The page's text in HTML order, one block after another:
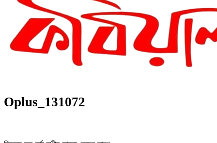
Oplus_131072